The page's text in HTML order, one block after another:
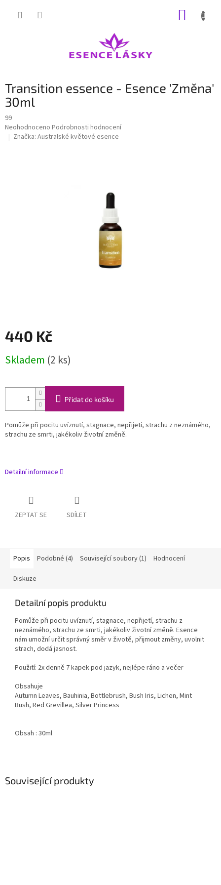
Transition essence - Esence 'Změna'
30ml
99
Průměrné
hodnocení
Neohodnoceno Podrobnosti hodnocení
Značka: Australské květové esence
440 Kč
cena:
Skladem (2 ks)
Přidat do košíku
Pomůže při pocitu uvíznutí, stagnace, nepřijetí, strachu z neznámého,
strachu ze smrti, jakékoliv životní změně.
Detailní informace
ZEPTAT SE SDÍLET
Související produkty
Popis Podobné (4) Související soubory (1) Hodnocení
Diskuze
Detailní popis produktu
Pomůže při pocitu uvíznutí, stagnace, nepřijetí, strachu z
neznámého, strachu ze smrti, jakékoliv životní změně. Esence
nám umožní určit správný směr v životě, přijmout změny, uvolnit
strach, dodá jasnost.
Použití: 2x denně 7 kapek pod jazyk, nejlépe ráno a večer
Obsahuje
Autumn Leaves, Bauhinia, Bottlebrush, Bush Iris, Lichen, Mint
Bush, Red Grevillea, Silver Princess
Obsah : 30ml